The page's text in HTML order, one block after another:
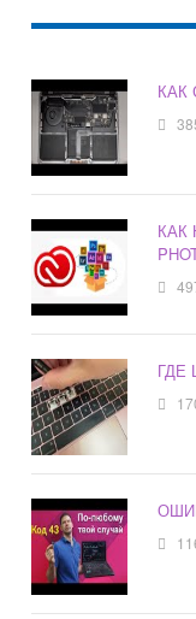
КАК
КАК
ГДЕ